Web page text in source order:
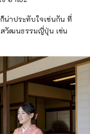
น่าประทับใจเช่นกัน ที่
สวัฒนธรรมญี่ปุ่น เช่น